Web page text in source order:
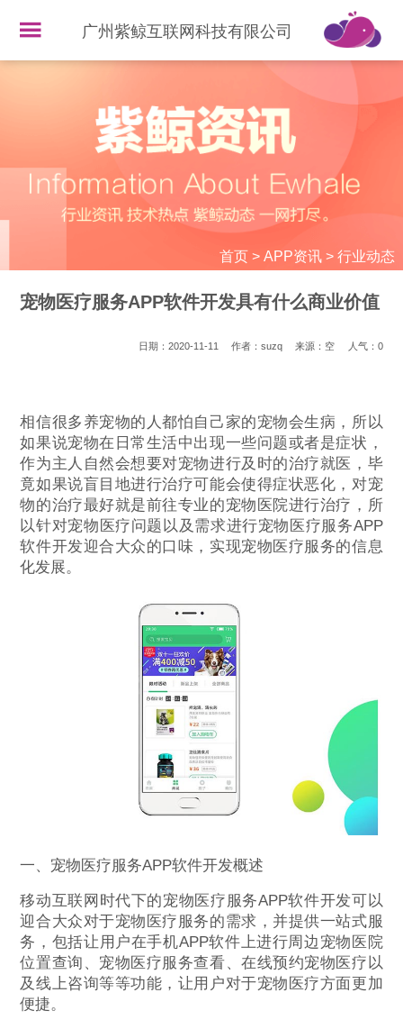
广州紫鲸互联网科技有限公司
首页> APP资讯> 行业动态
宠物医疗服务APP软件开发具有什么商业价值
日期：2020-11-11 作者：suzq 来源：空 人气： 0
相信很多养宠物的人都怕自己家的宠物会生病，所以
如果说宠物在日常生活中出现一些问题或者是症状，
作为主人自然会想要对宠物进行及时的治疗就医，毕
竟如果说盲目地进行治疗可能会使得症状恶化，对宠
物的治疗最好就是前往专业的宠物医院进行治疗，所
以针对宠物医疗问题以及需求进行宠物医疗服务APP
软件开发迎合大众的口味，实现宠物医疗服务的信息
化发展。
一、宠物医疗服务APP软件开发概述
移动互联网时代下的宠物医疗服务APP软件开发可以
迎合大众对于宠物医疗服务的需求，并提供一站式服
务，包括让用户在手机APP软件上进行周边宠物医院
位置查询、宠物医疗服务查看、在线预约宠物医疗以
及线上咨询等等功能，让用户对于宠物医疗方面更加
便捷。